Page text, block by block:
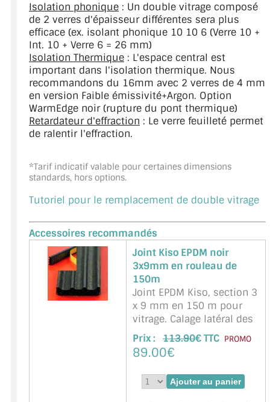
Isolation phonique : Un double vitrage composé
de 2 verres d'épaisseur différentes sera plus
efficace (ex. isolant phonique 10 10 6 (Verre 10 +
Int. 10 + Verre 6 = 26 mm)
Isolation Thermique : L'espace central est
important dans l'isolation thermique. Nous
recommandons du 16mm avec 2 verres de 4 mm
en version Faible émissivité+Argon. Option
WarmEdge noir (rupture du pont thermique)
Retardateur d'effraction : Le verre feuilleté permet
de ralentir l'effraction.
*Tarif indicatif valable pour certaines dimensions
standards, hors options.
Tutoriel pour le remplacement de double vitrage
Accessoires recommandés
Joint Kiso EPDM noir
3x9mm en rouleau de
150m
Joint EPDM Kiso, section 3
x 9 mm en 150 m pour
vitrage. Calage latéral des
vitres (verres) en feuillure.
Une face autocollante
Marque : NNPP Service
Miroiterie - Référence :
Kiso-Noir-3x9mm-150
Prix : 113.90€ TTC PROMO
89.00€